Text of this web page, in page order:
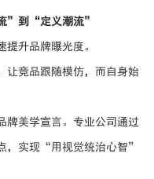
”到“定义潮流”
升品牌曝光度。
竞品跟随模仿，而自身始
牌美学宣言。专业公司通过
，实现“用视觉统治心智”